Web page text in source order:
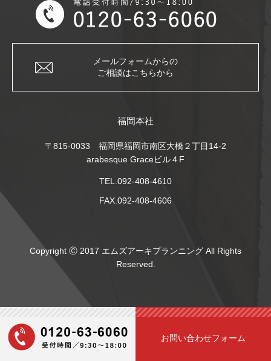
お問い合わせフォーム
メールフォームからの
ご相談はこちらから
福岡本社
〒815-0033 福岡県福岡市南区大橋２丁目14-2
arabesque Graceビル４F
TEL.092-408-4610
FAX.092-408-4606
Copyright Ⓒ 2017 エムズアーキプランニング All Rights
Reserved.